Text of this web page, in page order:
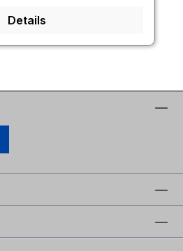
Details